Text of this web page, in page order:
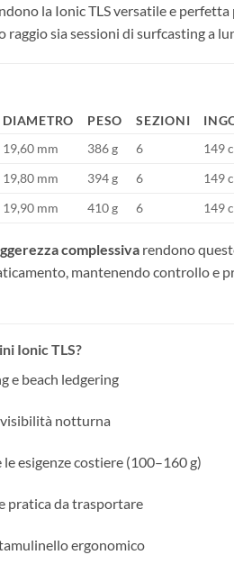
la Ionic TLS versatile e
raggio sia sessioni di surfcasting a
DIAMETRO PESO SEZIONI
19,60 mm 386 g 6
149
19,80 mm 394 g 6
149
19,90 mm 410 g 6 149
complessiva rendono
mantenendo controllo e
Ionic TLS?
e beach ledgering
notturna
esigenze costiere (100–160 g)
pratica da trasportare
ergonomico